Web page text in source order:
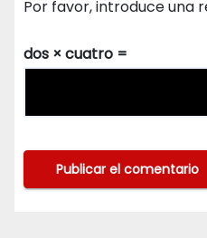
Por favor, introduce una
dos × cuatro =